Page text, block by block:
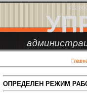
412
ОПРЕДЕЛЕН РЕЖИМ